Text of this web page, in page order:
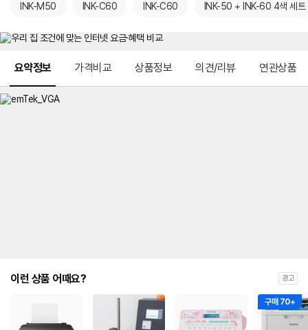
INK-M50 INK-C60 INK-C60 INK-50 + INK-60 4색 세트
요약정보 가격비교 상품정보 의견/리뷰 연관상품
이런 상품 어때요? 광고
구매 70+